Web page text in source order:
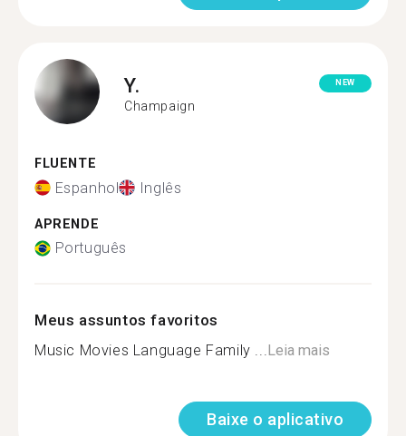
Y.
Champaign
NEW
FLUENTE
Espanhol Inglês
APRENDE
Português
Meus assuntos favoritos
Music Movies Language Family ...Leia mais
Baixe o aplicativo